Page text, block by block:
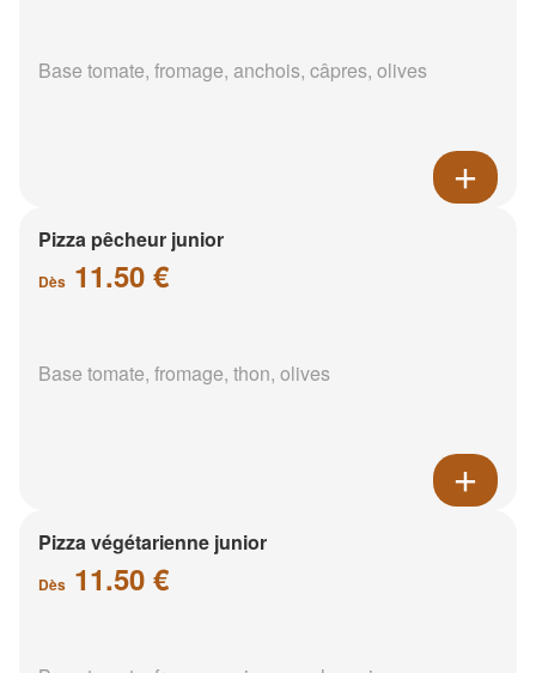
Base tomate, fromage, anchois, câpres, olives
Pizza pêcheur junior
Dès 11.50 €
Base tomate, fromage, thon, olives
Pizza végétarienne junior
Dès 11.50 €